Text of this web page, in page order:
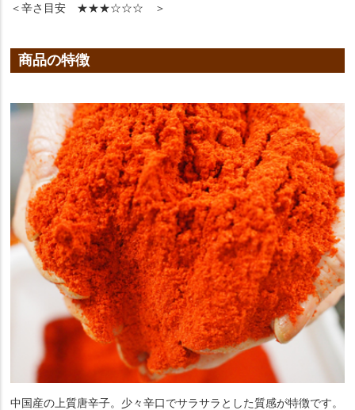
＜辛さ目安 ★★★☆☆☆ ＞
商品の特徴
中国産の上質唐辛子。少々辛口でサラサラとした質感が特徴です。